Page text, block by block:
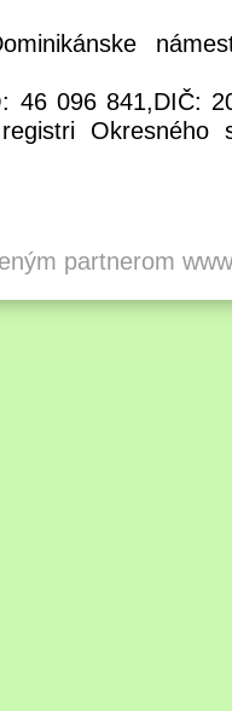
46 096 841,DIČ:
partnerom